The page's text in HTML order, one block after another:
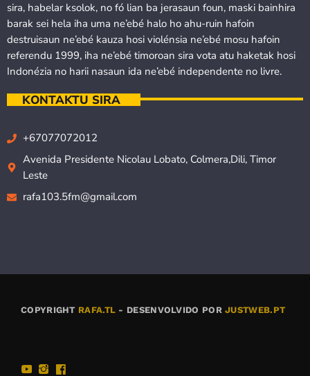
sira, habelar ksolok, no fó lian ba jerasaun foun, maski bainhira
barak sei hela iha uma ne’ebé halo ho ahu-ruin hafoin
destruisaun ne’ebé kauza hosi violénsia ne’ebé mosu hafoin
referendu 1999, iha ne’ebé timoroan sira vota atu haketak hosi
Indonézia no harii nasaun ida ne’ebé independente no livre.
KONTAKTU SIRA
+67077072012
Avenida Presidente Nicolau Lobato, Colmera,Dili, Timor
Leste
rafa103.5fm@gmail.com
COPYRIGHT RAFA.TL - DESENVOLVIDO PORJUSTWEB.PT